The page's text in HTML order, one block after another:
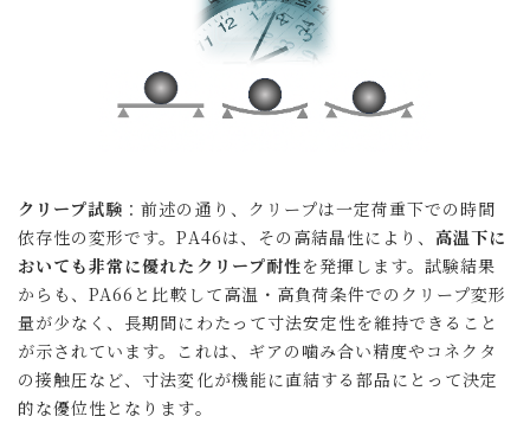
クリープ試験 ：前述の通り、クリープは一定荷重下での時間
依存性の変形です。PA46は、その高結晶性により、 高温下に
おいても非常に優れたクリープ耐性を発揮します。試験結果
からも、PA66と比較して高温・高負荷条件でのクリープ変形
量が少なく、長期間にわたって寸法安定性を維持できること
が示されています。これは、ギアの噛み合い精度やコネクタ
の接触圧など、寸法変化が機能に直結する部品にとって決定
的な優位性となります。